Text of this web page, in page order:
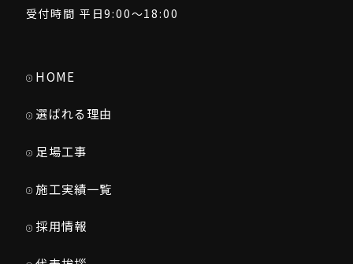
受付時間 平日9:00～18:00
HOME
選ばれる理由
足場工事
施工実績一覧
採用情報